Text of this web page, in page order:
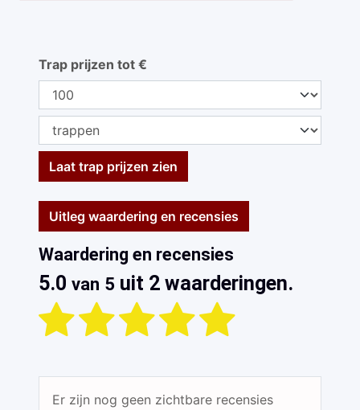
Trap prijzen tot €
Laat trap prijzen zien
Uitleg waardering en recensies
Waardering en recensies
5.0 van 5 uit 2 waarderingen.
Er zijn nog geen zichtbare recensies